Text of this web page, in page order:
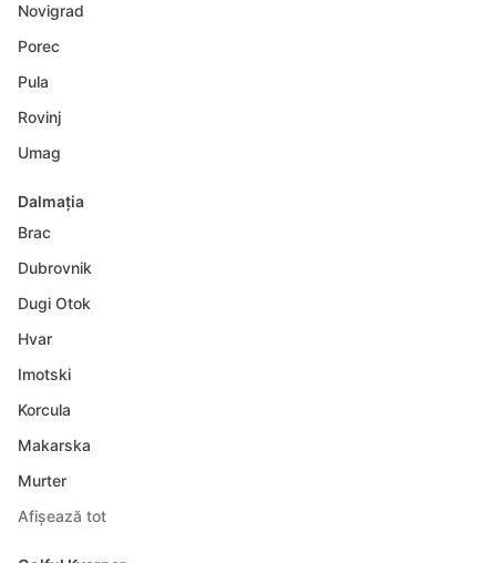
Novigrad
Porec
Pula
Rovinj
Umag
Dalmația
Brac
Dubrovnik
Dugi Otok
Hvar
Imotski
Korcula
Makarska
Murter
Afișează tot